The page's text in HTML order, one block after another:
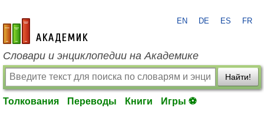
academic.ru
EN DE ES FR
Словари и энциклопедии на Академике
Найти!
Толкования Переводы Книги Игры ⚽